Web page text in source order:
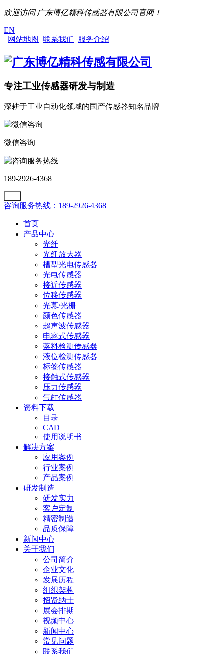
欢迎访问 广东博亿精科传感器有限公司官网！
EN
| 网站地图 | 联系我们| 服务介绍|
专注工业传感器研发与制造
深耕于工业自动化领域的国产传感器知名品牌
微信咨询
咨询服务热线
189-2926-4368
咨询服务热线：189-2926-4368
首页
产品中心
光纤
光纤放大器
槽型光电传感器
光电传感器
接近传感器
位移传感器
光幕/光栅
颜色传感器
超声波传感器
电容式传感器
落料检测传感器
液位检测传感器
标签传感器
接触式传感器
压力传感器
气缸传感器
资料下载
目录
CAD
使用说明书
解决方案
应用案例
行业案例
产品案例
研发制造
研发实力
客户定制
精密制造
品质保障
新闻中心
关于我们
公司简介
企业文化
发展历程
组织架构
招贤纳士
展会排期
视频中心
新闻中心
常见问题
联系我们